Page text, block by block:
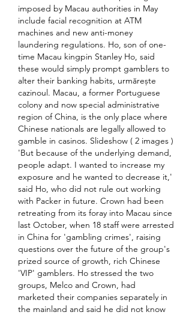
imposed by Macau authorities in May
include facial recognition at ATM
machines and new anti-money
laundering regulations. Ho, son of one-
time Macau kingpin Stanley Ho, said
these would simply prompt gamblers to
alter their banking habits, urmărește
cazinoul. Macau, a former Portuguese
colony and now special administrative
region of China, is the only place where
Chinese nationals are legally allowed to
gamble in casinos. Slideshow ( 2 images )
'But because of the underlying demand,
people adapt. I wanted to increase my
exposure and he wanted to decrease it,'
said Ho, who did not rule out working
with Packer in future. Crown had been
retreating from its foray into Macau since
last October, when 18 staff were arrested
in China for 'gambling crimes', raising
questions over the future of the group's
prized source of growth, rich Chinese
'VIP' gamblers. Ho stressed the two
groups, Melco and Crown, had
marketed their companies separately in
the mainland and said he did not know